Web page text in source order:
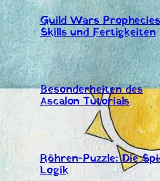
Guild Wars
Skills und Fertigkeiten
Besonderheiten des
Ascalon Tutorials
Röhren-Puzzle: Die
Logik